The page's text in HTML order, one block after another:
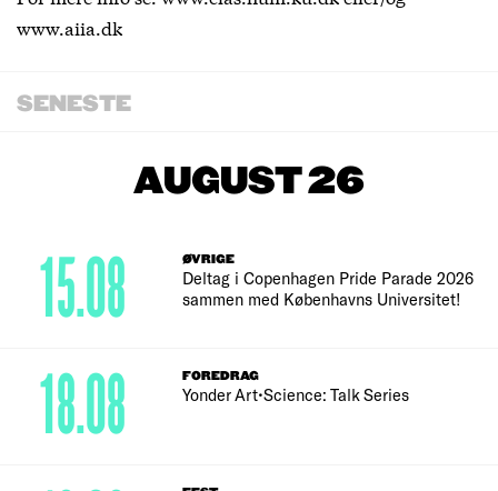
www.aiia.dk
SENESTE
AUGUST 26
ØVRIGE
Deltag i Copenhagen Pride Parade 2026
sammen med Københavns Universitet!
15.08
FOREDRAG
Yonder Art•Science: Talk Series
18.08